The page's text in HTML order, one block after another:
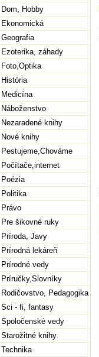
Dom, Hobby
Ekonomická
Geografia
Ezoterika, záhady
Foto,Optika
História
Medicína
Náboženstvo
Nezaradené knihy
Nové knihy
Pestujeme,Chováme
Počítače,internet
Poézia
Politika
Právo
Pre šikovné ruky
Príroda, Javy
Prírodná lekáreň
Prírodné vedy
Príručky,Slovníky
Rodičovstvo, Pedagogika
Sci - fi, fantasy
Spoločenské vedy
Starožitné knihy
Technika